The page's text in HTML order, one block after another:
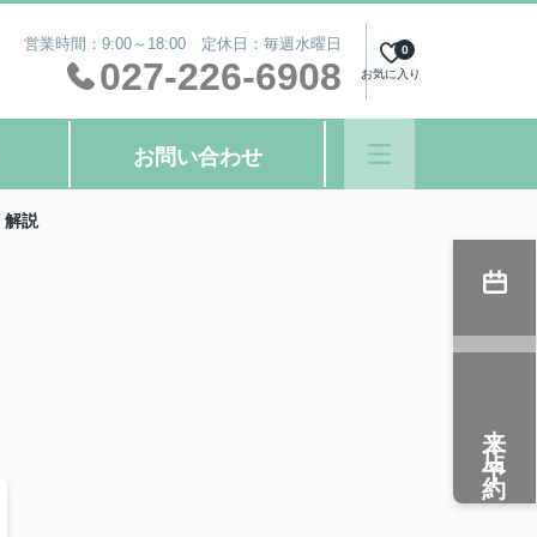
営業時間：9:00～18:00 定休日：毎週水曜日
027-226-6908 お気に入り
0
お問い合わせ
解説
来店予約